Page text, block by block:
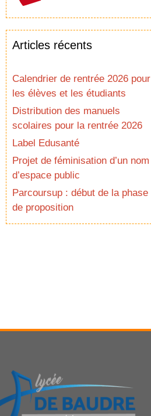
Articles récents
Calendrier de rentrée 2026 pour
les élèves et les étudiants
Distribution des manuels
scolaires pour la rentrée 2026
Label Edusanté
Projet de féminisation d’un nom
d’espace public
Parcoursup : début de la phase
de proposition